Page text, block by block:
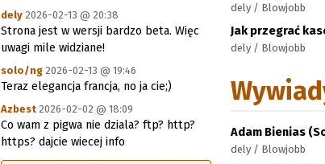
dely 2026-02-13 @ 20:38
Strona jest w wersji bardzo beta. Więc
uwagi mile widziane!
solo/ng 2026-02-13 @ 19:46
Teraz elegancja francja, no ja cie;)
Azbest 2026-02-02 @ 18:09
Co wam z pigwa nie dziala? ftp? http?
https? dajcie wiecej info
dely / Blowjobb
Jak przegrać
dely / Blowjobb
Adam Bienias
dely / Blowjobb